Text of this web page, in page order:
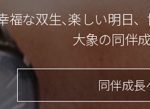
福な双生､楽しい明日
大象の同伴
同伴成長